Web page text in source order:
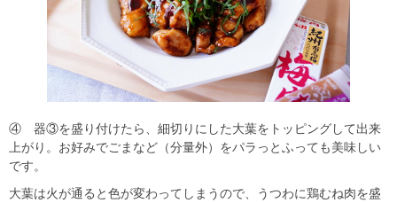
④ 器③を盛り付けたら、細切りにした大葉をトッピングして出来
上がり。お好みでごまなど（分量外）をパラっとふっても美味しい
です。
大葉は火が通ると色が変わってしまうので、うつわに鶏むね肉を盛